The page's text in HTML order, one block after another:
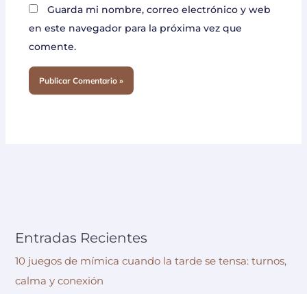
Guarda mi nombre, correo electrónico y web
en este navegador para la próxima vez que
comente.
Entradas Recientes
10 juegos de mímica cuando la tarde se tensa: turnos,
calma y conexión